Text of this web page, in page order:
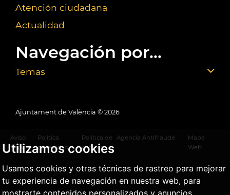
Utilizamos cookies
Usamos cookies y otras técnicas de rastreo para mejorar
tu experiencia de navegación en nuestra web, para
mostrarte contenidos personalizados y anuncios
Atención ciudadana
Actualidad
Navegación por...
Temas
Ajuntament de València © 2026
Aviso
legal
Política
privacidad
Política de
cookies
Agencia Antifraude
Mapa
Web